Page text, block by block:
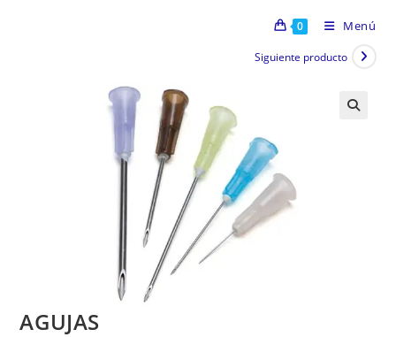
0 Menú
Siguiente producto
AGUJAS